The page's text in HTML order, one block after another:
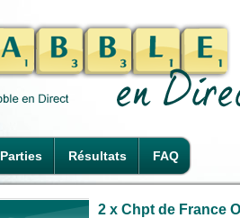
Parties Résultats FAQ
2 x Chpt de France